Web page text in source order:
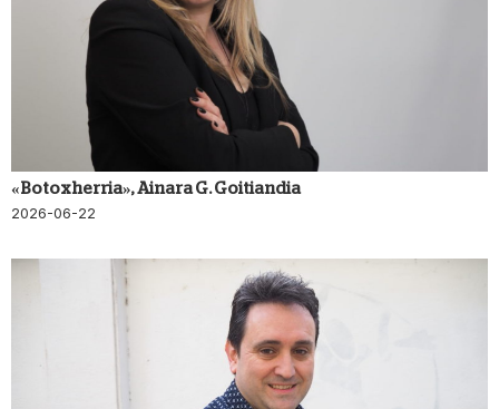
«Botox herria», Ainara G. Goitiandia
2026-06-22